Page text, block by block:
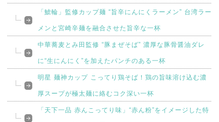
「鯱輪」監修カップ麺 “旨辛にんにくラーメン” 台湾ラー
メンと宮崎辛麺を融合させた旨辛な一杯
中華蕎麦とみ田監修 “豚まぜそば” 濃厚な豚骨醤油ダレ
に“生にんにく”を加えたパンチのある一杯
明星 麺神カップ こってり鶏そば！鶏の旨味溶け込む濃
厚スープが極太麺に絡むコク深い一杯
「天下一品 赤んこってり味」“赤ん粉”をイメージした特